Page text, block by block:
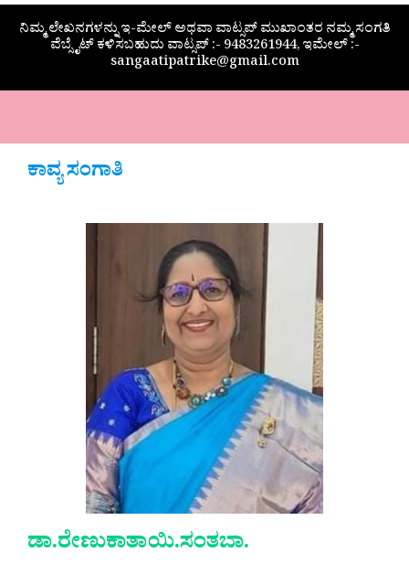
ನಿಮ್ಮ ಲೇಖನಗಳನ್ನು ಇ-ಮೇಲ್ ಅಥವಾ ವಾಟ್ಸಪ್ ಮುಖಾಂತರ ನಮ್ಮ ಸಂಗತಿ
ವೆಬ್ಸೈಟ್ ಕಳಿಸಬಹುದು ವಾಟ್ಸಪ್‌ :- 9483261944, ಇಮೇಲ್ :-
sangaatipatrike@gmail.com
ಕಾವ್ಯ ಸಂಗಾತಿ
ಡಾ.ರೇಣುಕಾತಾಯಿ.ಸಂತಬಾ.